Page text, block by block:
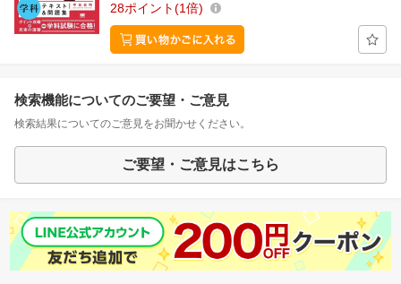
28ポイント 1倍
検索機能についてのご要望・ご意見
検索結果についてのご意見をお聞かせください。
ご要望・ご意見はこちら